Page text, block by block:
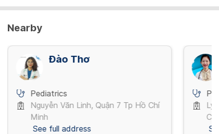
Nearby
Đào Thơ
Pediatrics
Nguyễn Văn Linh, Quận 7 Tp Hồ Chí
Minh
See full address
Lý